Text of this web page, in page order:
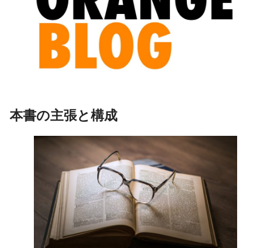
本書の主張と構成